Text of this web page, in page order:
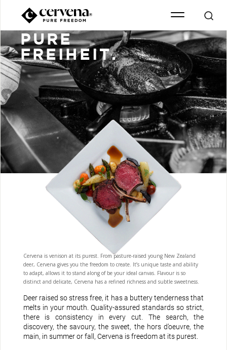
PURE
FREIHEIT.
Cervena is venison at its purest. From pasture-raised young New Zealand
deer, Cervena gives you the freedom to create. It’s unique taste and ability
to adapt, allows it to stand along of be your ideal canvas. Flavour is so
distinct and delicate, Cervena has a refined richness and subtle sweetness.
Deer raised so stress free, it has a buttery tenderness that
melts in your mouth. Quality-assured standards so strict,
there is consistency in every cut. The search, the
discovery, the savoury, the sweet, the hors d’oeuvre, the
main, in summer or fall, Cervena is freedom at its purest.